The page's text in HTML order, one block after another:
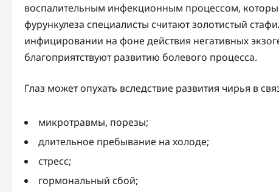
воспалительным инфекционным процессом,
фурункулеза специалисты считают золотистый
инфицировании на фоне действия негативных
благоприятствуют развитию болевого процесса.
Глаз может опухать вследствие развития чирья в
микротравмы, порезы;
длительное пребывание на холоде;
стресс;
гормональный сбой;